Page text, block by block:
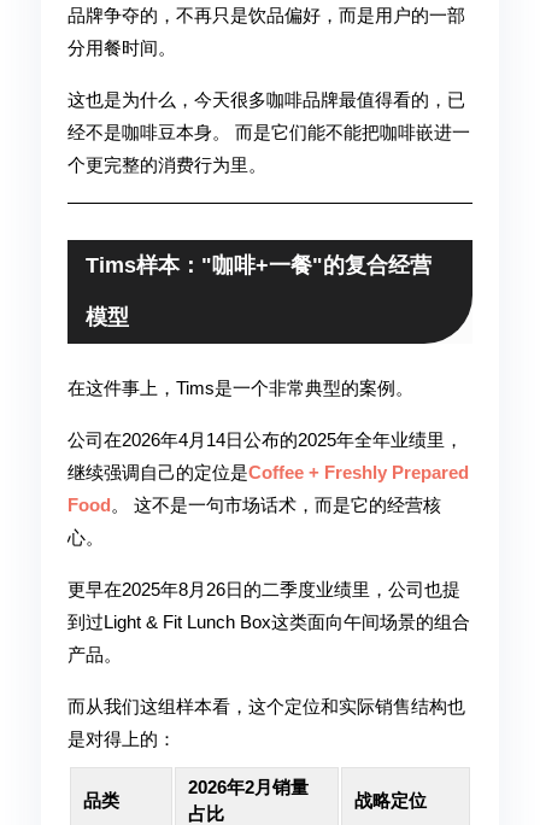
品牌争夺的，不再只是饮品偏好，而是用户的一部
分用餐时间。
这也是为什么，今天很多咖啡品牌最值得看的，已
经不是咖啡豆本身。 而是它们能不能把咖啡嵌进一
个更完整的消费行为里。
Tims样本："咖啡+一餐"的复合经营
模型
在这件事上，Tims是一个非常典型的案例。
公司在2026年4月14日公布的2025年全年业绩里，
继续强调自己的定位是Coffee + Freshly Prepared
Food。 这不是一句市场话术，而是它的经营核
心。
更早在2025年8月26日的二季度业绩里，公司也提
到过Light & Fit Lunch Box这类面向午间场景的组合
产品。
而从我们这组样本看，这个定位和实际销售结构也
是对得上的：
品类
2026年2月销量
占比
战略定位